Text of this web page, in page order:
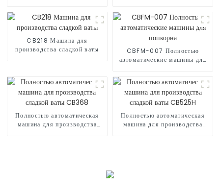
CB218 Машина для
производства сладкой ваты
CBFM-007 Полностью
автоматические машины для
Полностью автоматическая
машина для производства
Полностью автоматическая
машина для производства